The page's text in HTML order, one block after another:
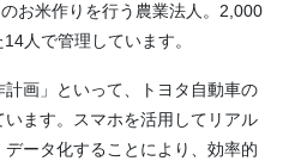
お米作りを行う農業法人。2,000
人で管理しています。
画」といって、トヨタ自動車の
ます。スマホを活用してリアル
ータ化することにより、効率的